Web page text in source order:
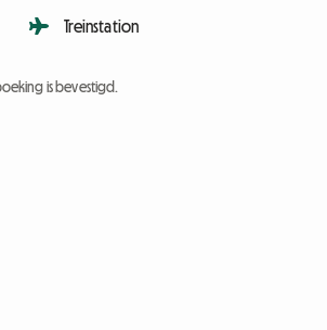
Treinstation
is bevestigd.